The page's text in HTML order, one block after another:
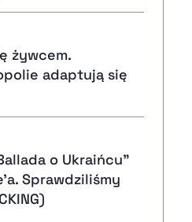
żywcem.
adaptują się
o Ukraińcu”
Sprawdziliśmy